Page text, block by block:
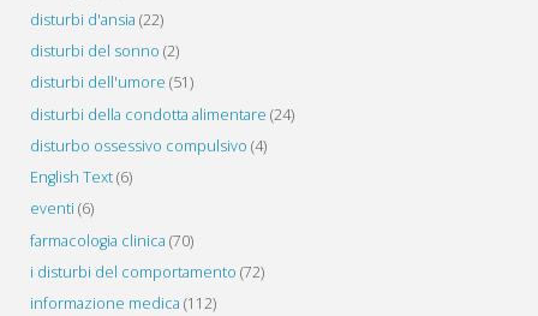
disturbi d'ansia (22)
disturbi del sonno (2)
disturbi dell'umore (51)
disturbi della condotta alimentare (24)
disturbo ossessivo compulsivo (4)
English Text(6)
eventi (6)
farmacologia clinica (70)
i disturbi del comportamento (72)
informazione medica (112)